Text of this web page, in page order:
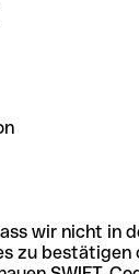
wir nicht in
zu bestätigen